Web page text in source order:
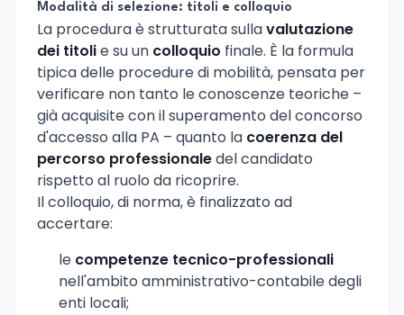
Modalità di selezione: titoli e colloquio
La procedura è strutturata sullavalutazione
dei titolie su un colloquio finale. È la formula
tipica delle procedure di mobilità, pensata per
verificare non tanto le conoscenze teoriche –
già acquisite con il superamento del concorso
d'accesso alla PA – quanto la coerenza del
percorso professionaledel candidato
rispetto al ruolo da ricoprire.
Il colloquio, di norma, è finalizzato ad
accertare:
le competenze tecnico-professionali
nell'ambito amministrativo-contabile degli
enti locali;